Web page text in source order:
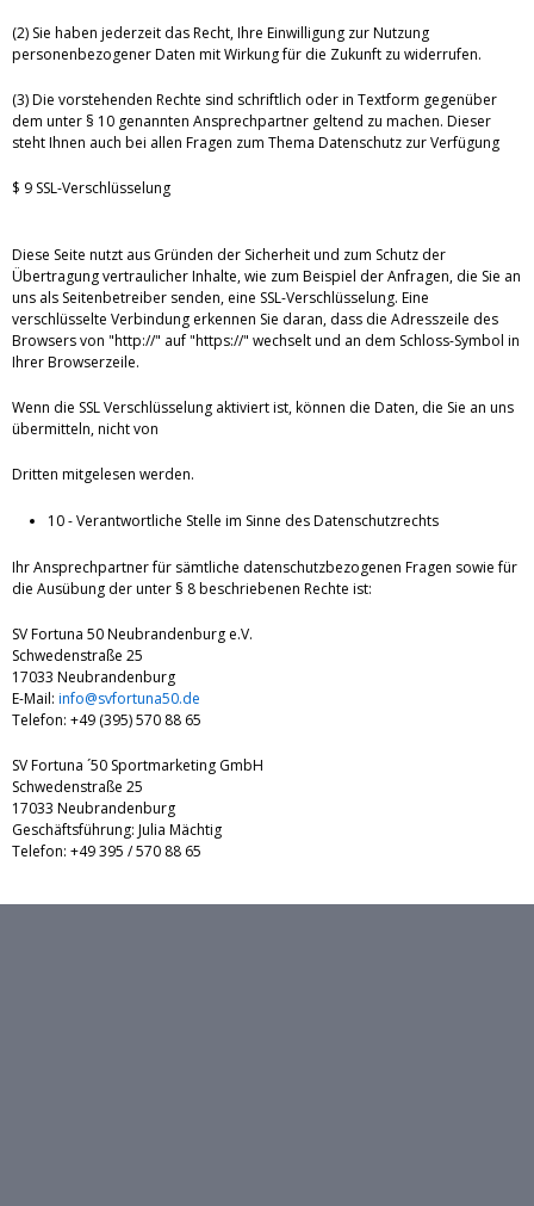
(2) Sie haben jederzeit das Recht, Ihre Einwilligung zur Nutzung
personenbezogener Daten mit Wirkung für die Zukunft zu widerrufen.
(3) Die vorstehenden Rechte sind schriftlich oder in Textform gegenüber
dem unter § 10 genannten Ansprechpartner geltend zu machen. Dieser
steht Ihnen auch bei allen Fragen zum Thema Datenschutz zur Verfügung
$ 9 SSL-Verschlüsselung
Diese Seite nutzt aus Gründen der Sicherheit und zum Schutz der
Übertragung vertraulicher Inhalte, wie zum Beispiel der Anfragen, die Sie an
uns als Seitenbetreiber senden, eine SSL-Verschlüsselung. Eine
verschlüsselte Verbindung erkennen Sie daran, dass die Adresszeile des
Browsers von "http://" auf "https://" wechselt und an dem Schloss-Symbol in
Ihrer Browserzeile.
Wenn die SSL Verschlüsselung aktiviert ist, können die Daten, die Sie an uns
übermitteln, nicht von
Dritten mitgelesen werden.
10 - Verantwortliche Stelle im Sinne des Datenschutzrechts
Ihr Ansprechpartner für sämtliche datenschutzbezogenen Fragen sowie für
die Ausübung der unter § 8 beschriebenen Rechte ist:
SV Fortuna 50 Neubrandenburg e.V.
Schwedenstraße 25
17033 Neubrandenburg
E-Mail: info@svfortuna50.de
Telefon: +49 (395) 570 88 65
SV Fortuna ´50 Sportmarketing GmbH
Schwedenstraße 25
17033 Neubrandenburg
Geschäftsführung: Julia Mächtig
Telefon: +49 395 / 570 88 65